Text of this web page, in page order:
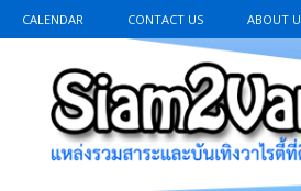
CALENDAR CONTACT US ABOUT